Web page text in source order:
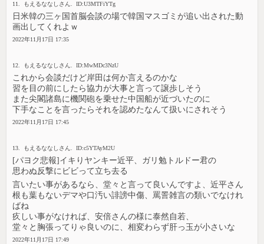
11. もえるななしさん. ID:U3MTFiYTg
日米韓の三ヶ国首脳会談の場で韓国マスゴミが追い出された動
画出してくれよｗ
2022年11月17日 17:35
12. もえるななしさん. ID:MwMDc3NzU
これから会談だけど岸田は何か言えるのかな
習を目の前にしたら協力が大事と言って譲歩しそう
また尖閣諸島に機関砲を乗せた中国船が近づいたのに
下手なことを言ったらそれを認めたなんて扱いにされそう
2022年11月17日 17:45
13. もえるななしさん. ID:c5YTAyM2U
[パヨク悲報]イキりヤンキー近平、ガリ勉トルドー君の
思わぬ反撃にビビって立ち去る
言いたい事があるなら、堂々と言って良いんですよ、近平さん
根も葉もないデマや口汚い誹謗中傷、罵詈雑言の類いでなけれ
ばね
疚しい事がなければ、安倍さんの様に泰然自若、
堂々と胸張ってりゃ良いのに、相変わらず肝っ玉が小さいな
2022年11月17日 17:49